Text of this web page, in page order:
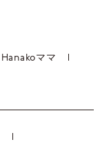
Hanakoママ